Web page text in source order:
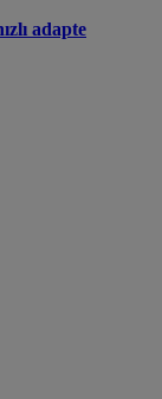
adapte